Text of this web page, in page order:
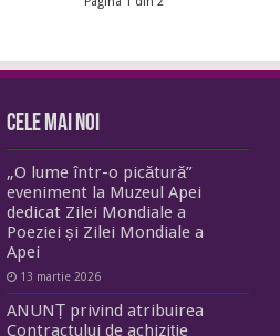
Cele mai noi
„O lume într-o picătură”
eveniment la Muzeul Apei
dedicat Zilei Mondiale a
Poeziei și Zilei Mondiale a
Apei
13 martie 2026
ANUNȚ privind atribuirea
Contractului de achiziție